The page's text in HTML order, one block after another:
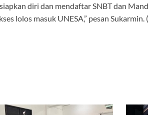
diri dan mendaftar SNBT dan
lolos masuk UNESA,” pesan Sukarmin.